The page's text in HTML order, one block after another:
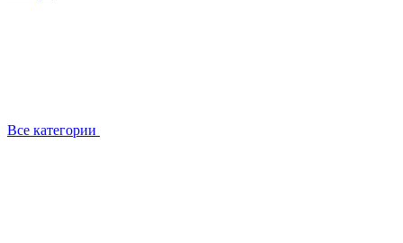
Все категории